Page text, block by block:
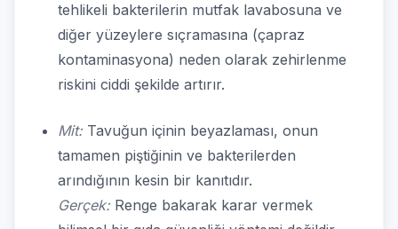
tehlikeli bakterilerin mutfak lavabosuna ve
diğer yüzeylere sıçramasına (çapraz
kontaminasyona) neden olarak zehirlenme
riskini ciddi şekilde artırır.
Mit:Tavuğun içinin beyazlaması, onun
tamamen piştiğinin ve bakterilerden
arındığının kesin bir kanıtıdır.
Gerçek:Renge bakarak karar vermek